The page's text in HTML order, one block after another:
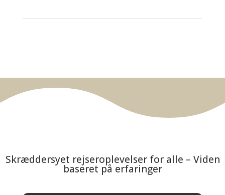
Skræddersyet rejseroplevelser for alle – Viden
baseret på erfaringer